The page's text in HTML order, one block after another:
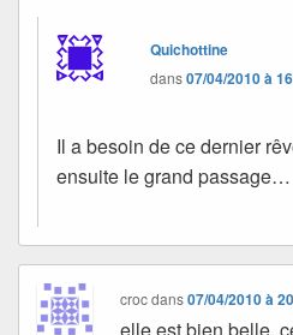
Quichottine
dans07/04/2010 à
Il a besoin de ce dernier
ensuite le grand passage…
crocdans07/04/2010 à